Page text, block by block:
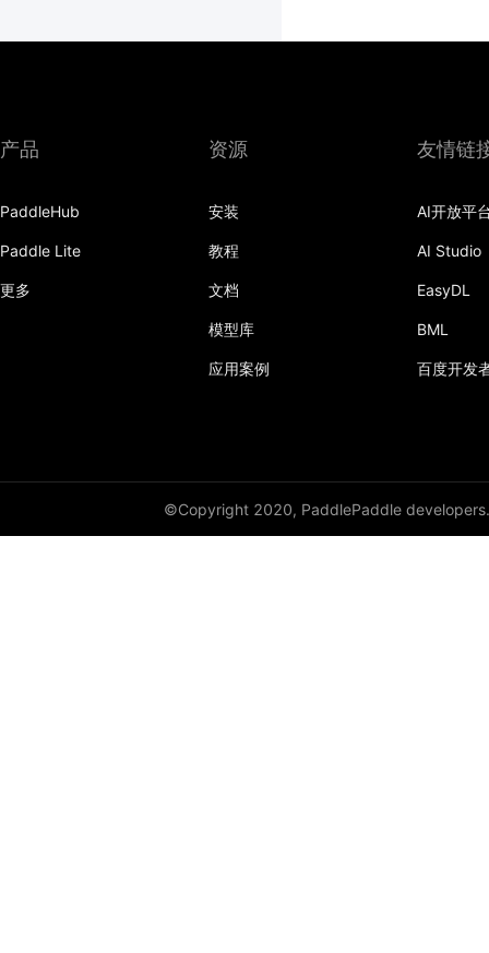
产品
PaddleHub
Paddle Lite
更多
资源
安装
教程
文档
模型库
应用案例
友情链
AI开放平
AI Studio
EasyDL
BML
百度开发
©Copyright 2020, PaddlePaddle developers.